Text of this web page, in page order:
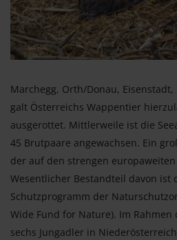
Marchegg, Orth/Donau, Eisenstadt,
galt Österreichs Wappentier
ausgerottet. Mittlerweile ist die
45 Brutpaare angewachsen. Ein
der auf den strengen
Wesentlicher Bestandteil davon ist
Schutzprogramm der
Wide Fund for Nature). Im
sechs Jungadler in